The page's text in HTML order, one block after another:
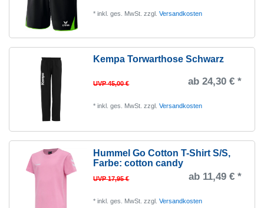
*inkl. ges. MwSt. zzgl.Versandkosten
Kempa Torwarthose Schwarz
UVP 45,00 € ab 24,30 € *
*inkl. ges. MwSt. zzgl.Versandkosten
Hummel Go Cotton T-Shirt S/S,
Farbe: cotton candy
UVP 17,95 € ab 11,49 € *
*inkl. ges. MwSt. zzgl.Versandkosten